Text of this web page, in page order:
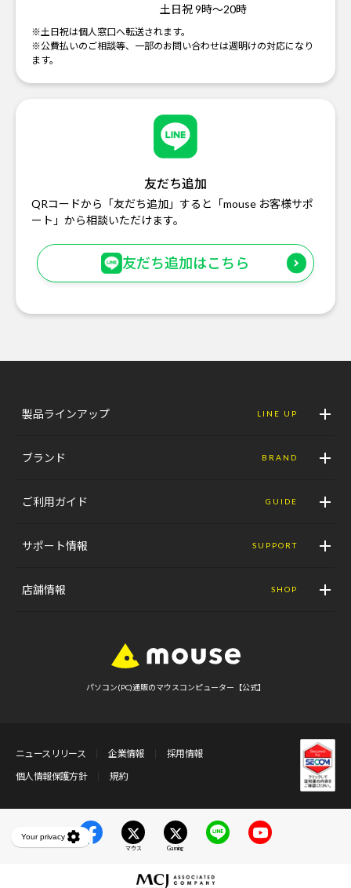
土日祝 9時～20時
※土日祝は個人窓口へ転送されます。
※公費払いのご相談等、一部のお問い合わせは週明けの対応になり
ます。
友だち追加
QRコードから「友だち追加」すると「mouse お客様サポ
ート」から相談いただけます。
友だち追加はこちら
製品ラインアップ LINE UP
ブランド BRAND
ご利用ガイド GUIDE
サポート情報 SUPPORT
店舗情報 SHOP
パソコン(PC)通販のマウスコンピューター【公式】
ニュースリリース 企業情報
採用情報
個人情報保護方針
規約
マウス Gaming